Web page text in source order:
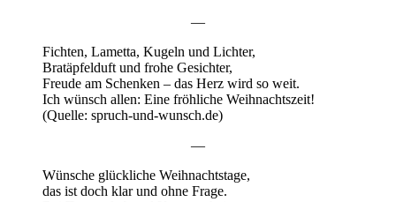
—
Fichten, Lametta, Kugeln und Lichter,
Bratäpfelduft und frohe Gesichter,
Freude am Schenken – das Herz wird so weit.
Ich wünsch allen: Eine fröhliche Weihnachtszeit!
(Quelle: spruch-und-wunsch.de)
—
Wünsche glückliche Weihnachtstage,
das ist doch klar und ohne Frage.